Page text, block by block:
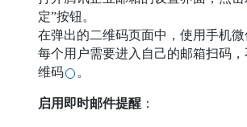
定”按钮。
在弹出的二维码页面中，使用手机微
每个用户需要进入自己的邮箱扫码
维码
。
启用即时邮件提醒 ：